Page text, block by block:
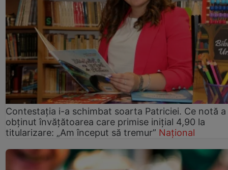
Contestația i-a schimbat soarta Patriciei. Ce notă a
obținut învățătoarea care primise inițial 4,90 la
titularizare: „Am început să tremur” Național